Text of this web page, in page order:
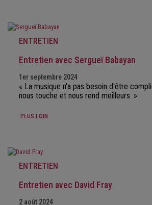
ENTRETIEN
Entretien avec Sergueï Babayan
1er septembre 2024
« La musique n'a pas besoin d'être
nous touche et nous rend meilleurs. »
PLUS LOIN
ENTRETIEN
Entretien avec David Fray
2 août 2024